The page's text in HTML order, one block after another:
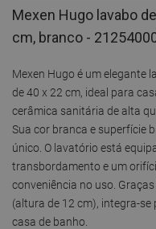
Mexen Hugo lavabo
cm, branco -
Mexen Hugo é um elegante
de 40 x 22 cm, ideal para
cerâmica sanitária de alta
Sua cor branca e superfície
único. O lavatório está
transbordamento e um
conveniência no uso.
(altura de 12 cm), integra-
casa de banho.